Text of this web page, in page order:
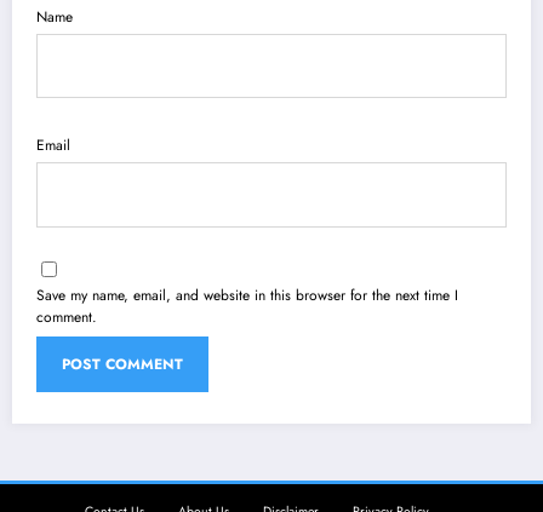
Name
Email
Save my name, email, and website in this browser for the next time I
comment.